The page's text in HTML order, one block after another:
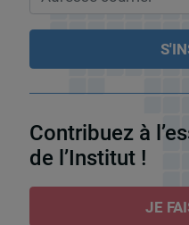
Contribuez à
de l’Institut !
JE